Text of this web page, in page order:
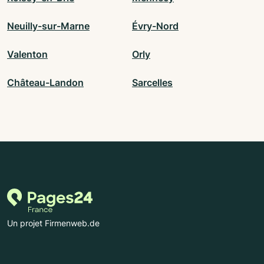
Neuilly-sur-Marne Évry-Nord
Valenton Orly
Château-Landon Sarcelles
Un projet Firmenweb.de